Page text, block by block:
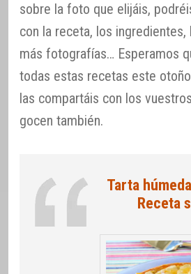
sobre la foto que elijáis,
con la receta, los ingredientes,
más fotografías… Esperamos
todas estas recetas este
las compartáis con los
gocen también.
Tarta
Receta